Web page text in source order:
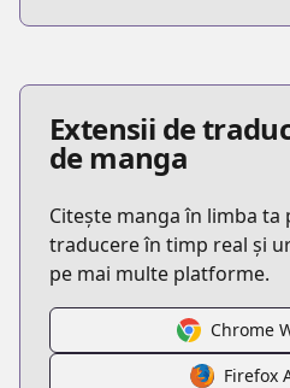
Extensii de
de manga
Citește manga în limba ta
traducere în timp real și
pe mai multe platforme.
Chrome
Firefox